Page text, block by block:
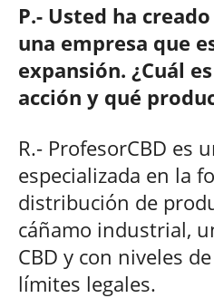
P.- Usted ha
una empresa que
expansión. ¿Cuál
acción y qué
R.- ProfesorCBD es
especializada en la
distribución de
cáñamo industrial,
CBD y con niveles
límites legales.